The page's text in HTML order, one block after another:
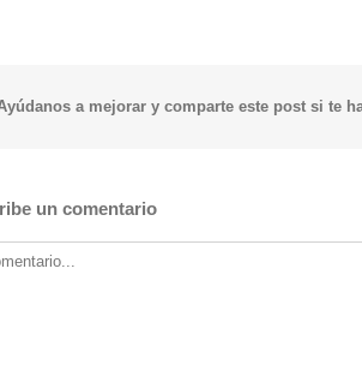
a mejorar y comparte este post si te
un comentario